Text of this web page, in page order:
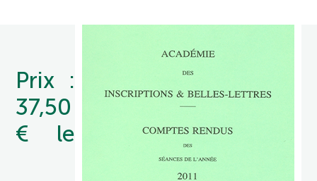
Prix :
37,50
€ le